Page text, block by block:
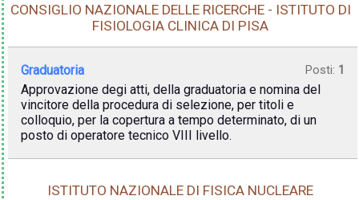
CONSIGLIO NAZIONALE DELLE RICERCHE - ISTITUTO DI
FISIOLOGIA CLINICA DI PISA
Graduatoria Posti: 1
Approvazione degi atti, della graduatoria e nomina del
vincitore della procedura di selezione, per titoli e
colloquio, per la copertura a tempo determinato, di un
posto di operatore tecnico VIII livello.
ISTITUTO NAZIONALE DI FISICA NUCLEARE